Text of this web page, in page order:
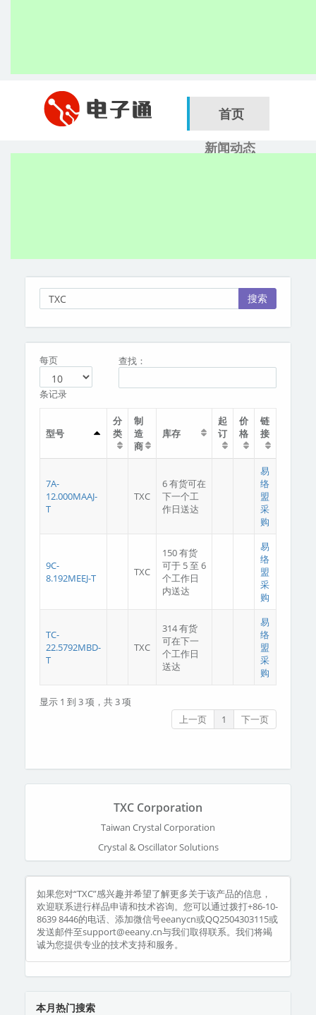
首页
新闻动态
服务商
搜索
每页
条记录
查找：
型号
分
类
制
造
商
库存
起
订
价
格
链
接
7A-
12.000MAAJ-
T
TXC
6 有货可在
下一个工
作日送达
易
络
盟
采
购
9C-
8.192MEEJ-T
TXC
150 有货
可于 5 至 6
个工作日
内送达
易
络
盟
采
购
TC-
22.5792MBD-
T
TXC
314 有货
可在下一
个工作日
送达
易
络
盟
采
购
显示 1 到 3 项，共 3 项
上一页
1 下一页
TXC Corporation
Taiwan Crystal Corporation
Crystal & Oscillator Solutions
如果您对“TXC”感兴趣并希望了解更多关于该产品的信息，
欢迎联系进行样品申请和技术咨询。您可以通过拨打+86-10-
8639 8446的电话、添加微信号eeanycn或QQ2504303115或
发送邮件至support@eeany.cn与我们取得联系。我们将竭
诚为您提供专业的技术支持和服务。
本月热门搜索